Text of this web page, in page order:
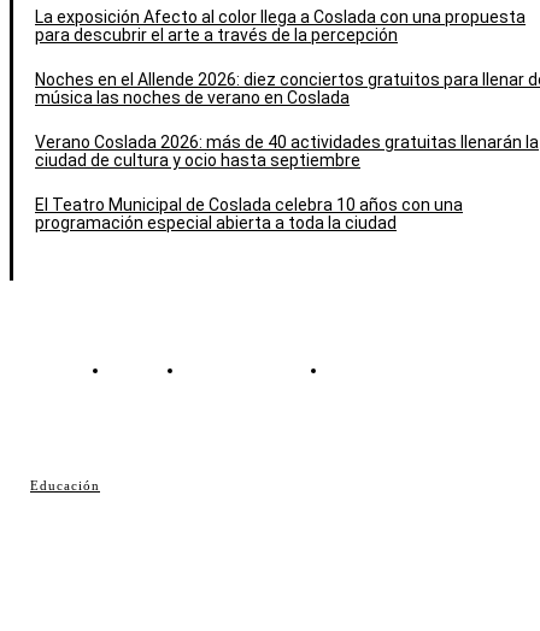
Educación
La exposición Afecto al color llega a Coslada con una propuesta
para descubrir el arte a través de la percepción
Noches en el Allende 2026: diez conciertos gratuitos para llenar
música las noches de verano en Coslada
Verano Coslada 2026: más de 40 actividades gratuitas llenarán la
ciudad de cultura y ocio hasta septiembre
El Teatro Municipal de Coslada celebra 10 años con una
programación especial abierta a toda la ciudad
Contacto Política de cookies